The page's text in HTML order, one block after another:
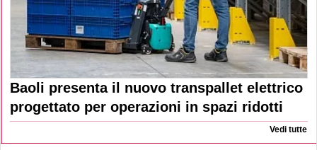
Baoli presenta il nuovo transpallet elettrico
progettato per operazioni in spazi ridotti
Vedi tutte